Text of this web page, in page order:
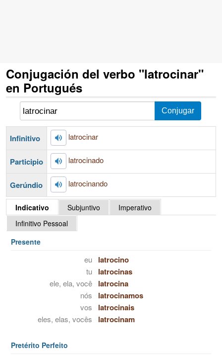
Conjugación del verbo "latrocinar"
en Portugués
Infinitivo latrocinar
Participio latrocinado
Gerúndio latrocinando
Indicativo Subjuntivo
Imperativo
Infinitivo Pessoal
Presente
eu latrocino
tu latrocinas
ele, ela, você latrocina
nós latrocinamos
vos latrocinais
eles, elas, vocês latrocinam
Pretérito Perfeito